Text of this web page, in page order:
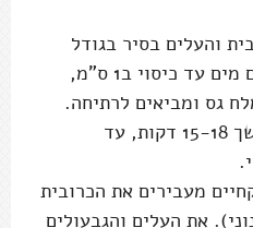
והעלים בסיר בגודל
בינוני/גדול. מוסיפים מים עד כיסוי ב1 ס"מ,
גס ומביאים לרתיחה.
מכסים ומבשלים במשך 15-18 דקות, עד
מעבירים את הכרובית
את העלים והגבעולים